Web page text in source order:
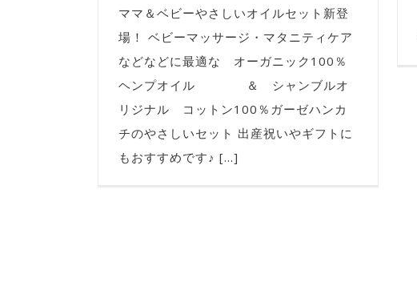
ママ＆ベビーやさしいオイルセット新登
場！ ベビーマッサージ・マタニティケア
などなどに最適な オーガニック100％
ヘンプオイル ＆ シャンブルオ
リジナル コットン100％ガーゼハンカ
チのやさしいセット 出産祝いやギフトに
もおすすめです♪ [...]